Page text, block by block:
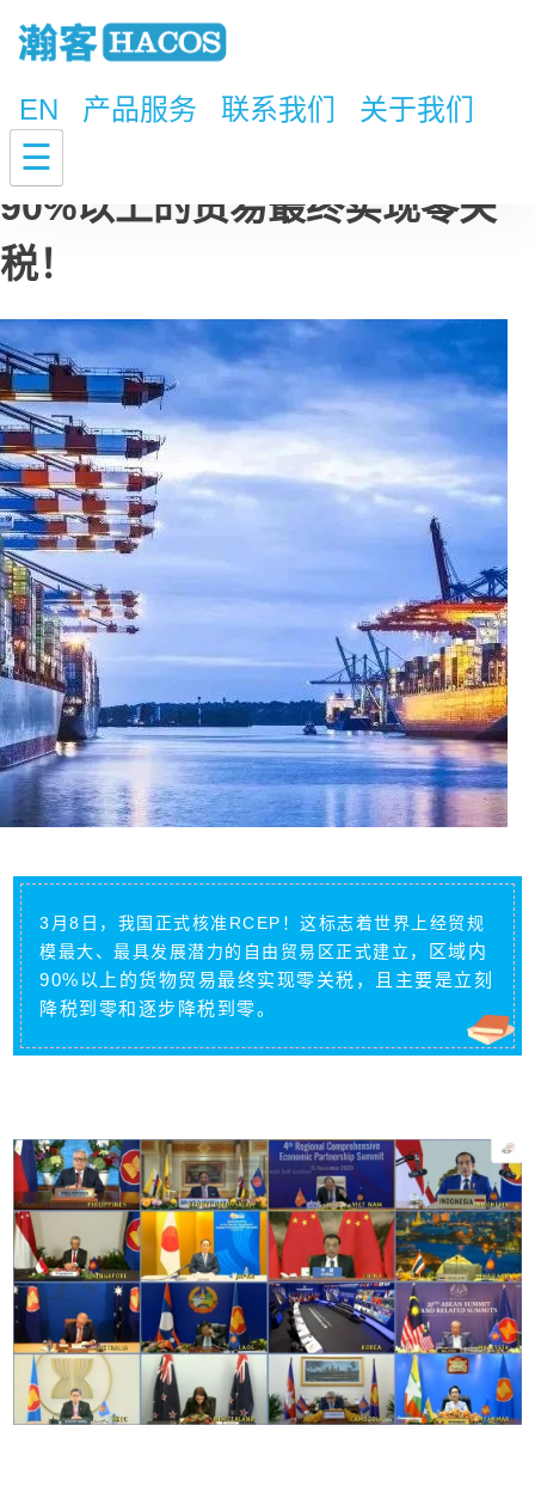
EN 产品服务 联系我们 关于我们
☰
我国正式核准RCEP！区域内
90%以上的贸易最终实现零关
税！
3月8日，我国正式核准RCEP！这标志着世界上经贸规
模最大、最具发展潜力的自由贸易区正式建立，
区域内
90%以上的货物贸易最终实现零关税，且主要是立刻
降税到零和逐步降税到零。